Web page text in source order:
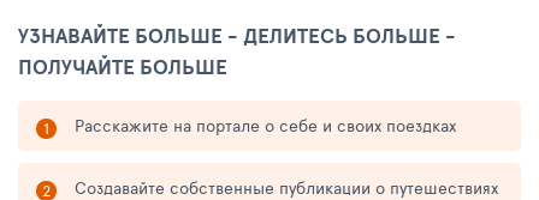
УЗНАВАЙТЕ БОЛЬШЕ - ДЕЛИТЕСЬ БОЛЬШЕ -
ПОЛУЧАЙТЕ БОЛЬШЕ
Расскажите на портале о себе и своих поездках
Создавайте собственные публикации о путешествиях